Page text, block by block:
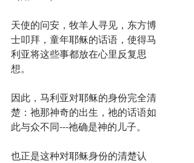
天使的问安，牧羊人寻见，东方博
士叩拜，童年耶稣的话语，使得马
利亚将这些事都放在心里反复思
想。
因此，马利亚对耶稣的身份完全清
楚：祂那神奇的出生，祂的话语如
此与众不同---祂确是神的儿子。
也正是这种对耶稣身份的清楚认